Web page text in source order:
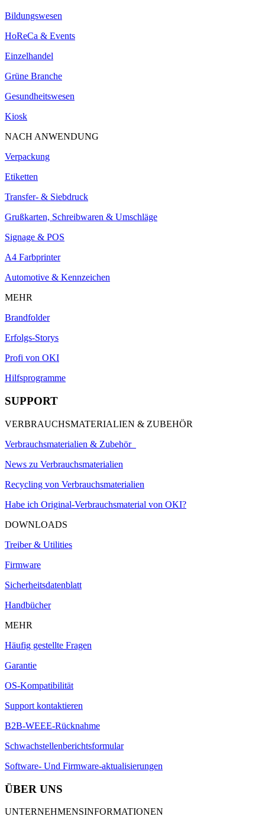
Bildungswesen
HoReCa & Events
Einzelhandel
Grüne Branche
Gesundheitswesen
Kiosk
NACH ANWENDUNG
Verpackung
Etiketten
Transfer- & Siebdruck
Grußkarten, Schreibwaren & Umschläge
Signage & POS
A4 Farbprinter
Automotive & Kennzeichen
MEHR
Brandfolder
Erfolgs-Storys
Profi von OKI
Hilfsprogramme
SUPPORT
VERBRAUCHSMATERIALIEN & ZUBEHÖR
Verbrauchsmaterialien & Zubehör
News zu Verbrauchsmaterialien
Recycling von Verbrauchsmaterialien
Habe ich Original-Verbrauchsmaterial von OKI?
DOWNLOADS
Treiber & Utilities
Firmware
Sicherheitsdatenblatt
Handbücher
MEHR
Häufig gestellte Fragen
Garantie
OS-Kompatibilität
Support kontaktieren
B2B-WEEE-Rücknahme
Schwachstellenberichtsformular
Software- Und Firmware-aktualisierungen
ÜBER UNS
UNTERNEHMENSINFORMATIONEN